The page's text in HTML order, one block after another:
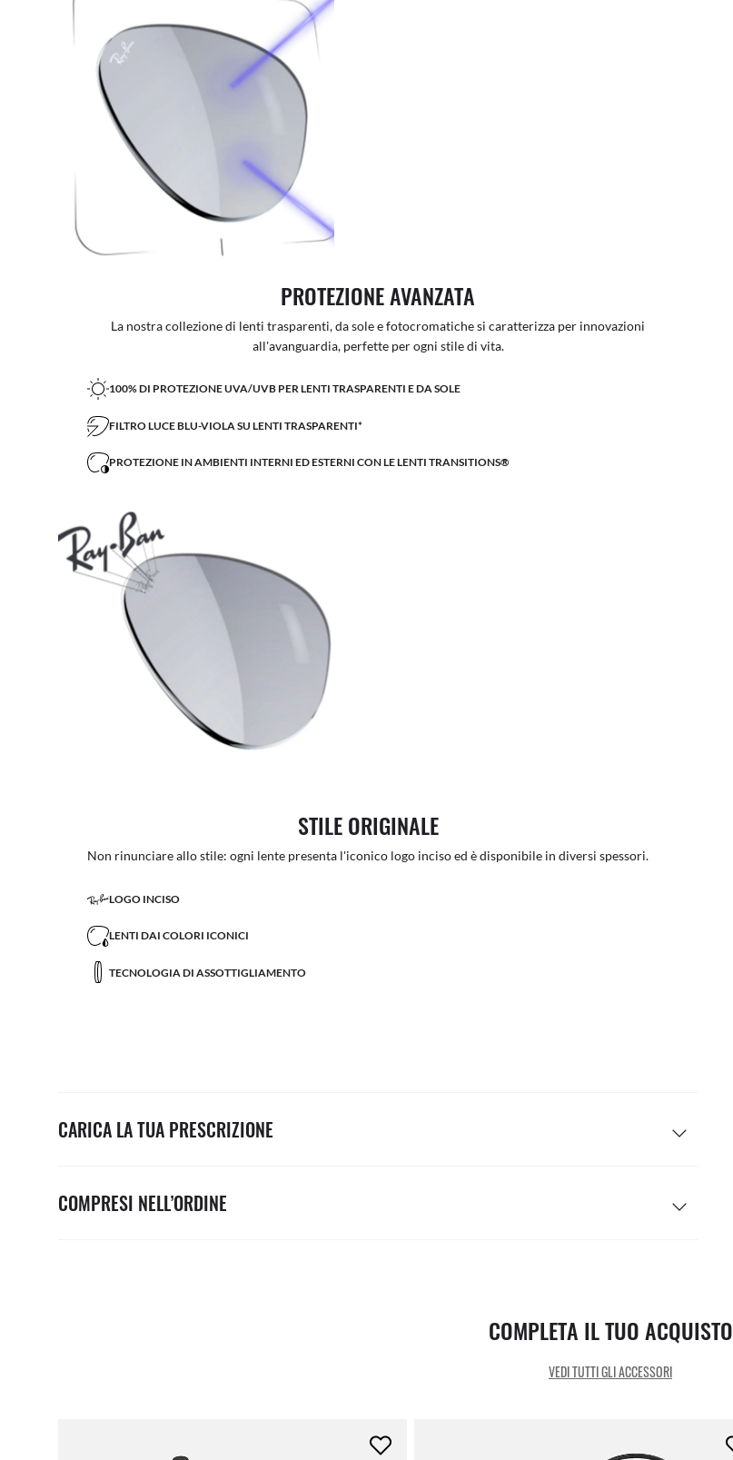
PROTEZIONE AVANZATA
La nostra collezione di lenti trasparenti, da sole e fotocromatiche si caratterizza per innovazioni
all'avanguardia, perfette per ogni stile di vita.
100% DI PROTEZIONE UVA/UVB PER LENTI TRASPARENTI E DA SOLE
FILTRO LUCE BLU-VIOLA SU LENTI TRASPARENTI*
PROTEZIONE IN AMBIENTI INTERNI ED ESTERNI CON LE LENTI TRANSITIONS®
STILE ORIGINALE
Non rinunciare allo stile: ogni lente presenta l'iconico logo inciso ed è disponibile in diversi spessori.
LOGO INCISO
LENTI DAI COLORI ICONICI
TECNOLOGIA DI ASSOTTIGLIAMENTO
CARICA LA TUA PRESCRIZIONE
COMPRESI NELL’ORDINE
COMPLETA IL TUO ACQUISTO
VEDI TUTTI GLI ACCESSORI